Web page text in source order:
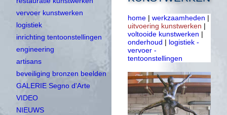
vervoer kunstwerken
logistiek
inrichting tentoonstellingen
engineering
artisans
beveiliging bronzen beelden
GALERIE Segno d'Arte
VIDEO
NIEUWS
home | werkzaamheden |
uitvoering kunstwerken |
voltooide kunstwerken |
onderhoud | logistiek -
vervoer -
tentoonstellingen